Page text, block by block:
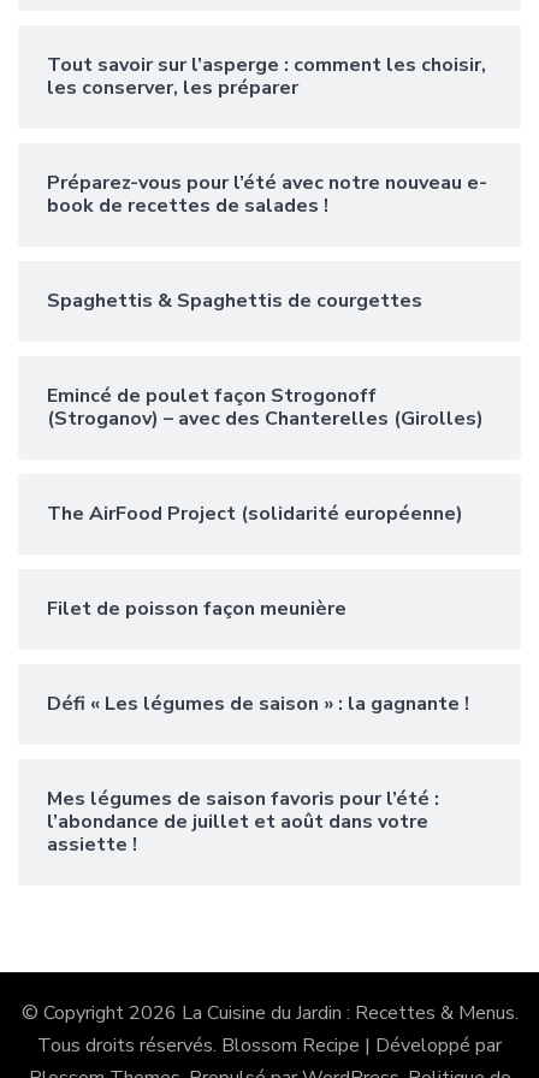
Tout savoir sur l’asperge : comment les choisir,
les conserver, les préparer
Préparez-vous pour l’été avec notre nouveau e-
book de recettes de salades !
Spaghettis & Spaghettis de courgettes
Emincé de poulet façon Strogonoff
(Stroganov) – avec des Chanterelles (Girolles)
The AirFood Project (solidarité européenne)
Filet de poisson façon meunière
Défi « Les légumes de saison » : la gagnante !
Mes légumes de saison favoris pour l’été :
l’abondance de juillet et août dans votre
assiette !
© Copyright 2026 La Cuisine du Jardin : Recettes & Menus.
Tous droits réservés. Blossom Recipe | Développé par